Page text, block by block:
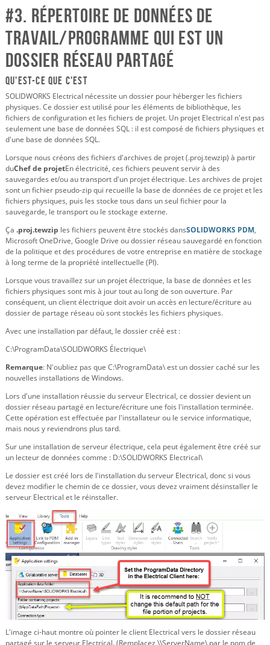
#3. Répertoire de données de
travail/programme qui est un
dossier réseau partagé
Qu'est-ce que c'est
SOLIDWORKS Electrical nécessite un dossier pour héberger les fichiers
physiques. Ce dossier est utilisé pour les éléments de bibliothèque, les
fichiers de configuration et les fichiers de projet. Un projet Electrical n'est pas
seulement une base de données SQL : il est composé de fichiers physiques et
d'une base de données SQL.
Lorsque nous créons des fichiers d'archives de projet (.proj.tewzip) à partir
duChef de projetEn électricité, ces fichiers peuvent servir à des
sauvegardes et/ou au transport d'un projet électrique. Les archives de projet
sont un fichier pseudo-zip qui recueille la base de données de ce projet et les
fichiers physiques, puis les stocke tous dans un seul fichier pour la
sauvegarde, le transport ou le stockage externe.
Ça .proj.tewzip les fichiers peuvent être stockés dansSOLIDWORKS PDM,
Microsoft OneDrive, Google Drive ou dossier réseau sauvegardé en fonction
de la politique et des procédures de votre entreprise en matière de stockage
à long terme de la propriété intellectuelle (PI).
Lorsque vous travaillez sur un projet électrique, la base de données et les
fichiers physiques sont mis à jour tout au long de son ouverture. Par
conséquent, un client électrique doit avoir un accès en lecture/écriture au
dossier de partage réseau où sont stockés les fichiers physiques.
Avec une installation par défaut, le dossier créé est :
C:\ProgramData\SOLIDWORKS Électrique\
Remarque: N'oubliez pas que C:\ProgramData\ est un dossier caché sur les
nouvelles installations de Windows.
Lors d'une installation réussie du serveur Electrical, ce dossier devient un
dossier réseau partagé en lecture/écriture une fois l'installation terminée.
Cette opération est effectuée par l'installateur ou le service informatique,
mais nous y reviendrons plus tard.
Sur une installation de serveur électrique, cela peut également être créé sur
un lecteur de données comme : D:\SOLIDWORKS Electrical\
Le dossier est créé lors de l'installation du serveur Electrical, donc si vous
devez modifier le chemin de ce dossier, vous devez vraiment désinstaller le
serveur Electrical et le réinstaller.
L'image ci-haut montre où pointer le client Electrical vers le dossier réseau
partagé sur le serveur Electrical. (Remplacez \\ServerName\ par le nom de